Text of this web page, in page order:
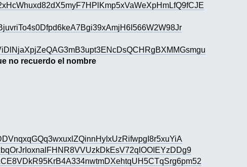
no recuerdo el nombre